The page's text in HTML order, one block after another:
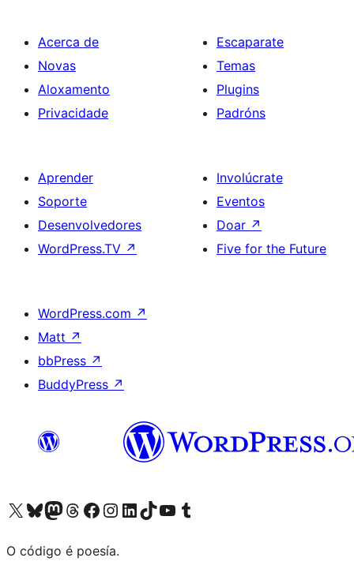
Acerca de
Novas
Aloxamento
Privacidade
Escaparate
Temas
Plugins
Padróns
Aprender
Soporte
Desenvolvedores
WordPress.TV ↗
Involúcrate
Eventos
Doar ↗
Five for the Future
WordPress.com ↗
Matt ↗
bbPress ↗
BuddyPress ↗
Visita la cuenta de X (anteriormente Twitter)
Visita a nosa conta de Bluesky
Visita a nosa conta de Mastodon
Visita a nosa conta de Threads
Visita a nosa páxina de Facebook
Visita a nosa conta de Instagram
Visita a nosa conta de LinkedIn
Visita a nosa conta de TikTok
Visita a nosa canle de YouTube
Visita a nosa conta de Tumblr
O código é poesía.